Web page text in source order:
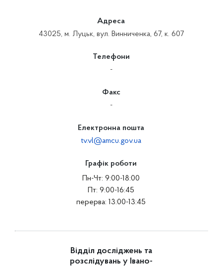
Адреса
43025, м. Луцьк, вул. Винниченка, 67, к. 607
Телефони
-
Факс
-
Електронна пошта
tv.vl@amcu.gov.ua
Графік роботи
Пн-Чт: 9:00-18:00
Пт: 9:00-16:45
перерва: 13:00-13:45
Відділ досліджень та
розслідувань у Івано-